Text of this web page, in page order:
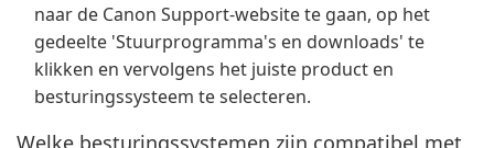
naar de Canon Support-website te gaan, op het
gedeelte 'Stuurprogramma's en downloads' te
klikken en vervolgens het juiste product en
besturingssysteem te selecteren.
Welke besturingssystemen zijn compatibel met